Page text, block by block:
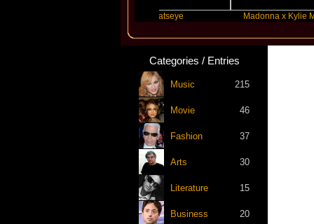
Madonna x Kylie Minogue
Categories / Entries
Music 215
Movie 46
Fashion 37
Arts 30
Literature 15
Business 20